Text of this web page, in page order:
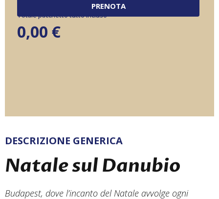
DESCRIZIONE GENERICA
Natale sul Danubio
Budapest, dove l’incanto del Natale avvolge ogni
PRENOTA
Totale pacchetto tutto incluso
0,00 €